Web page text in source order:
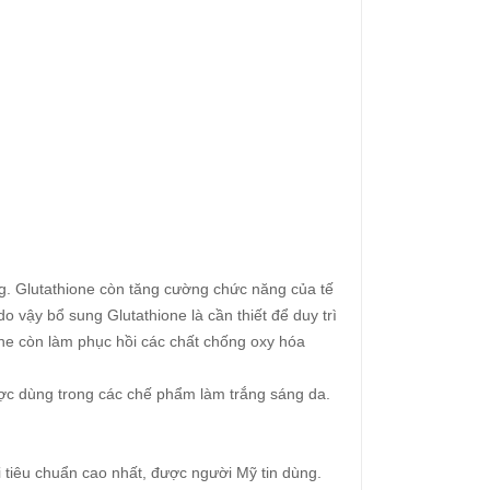
Glutathione còn tăng cường chức năng của tế
vậy bổ sung Glutathione là cần thiết để duy trì
còn làm phục hồi các chất chống oxy hóa
dùng trong các chế phẩm làm trắng sáng da.
chuẩn cao nhất, được người Mỹ tin dùng.